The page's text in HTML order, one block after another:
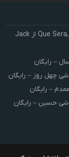
آهنگ بی کلام سریال فرام Que Sera, Sera از Jack
– رایگان
چهل روز – رایگان
– رایگان
حسین – رایگان